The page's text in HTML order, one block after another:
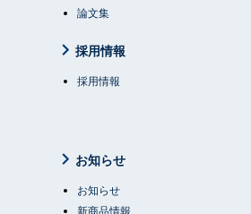
論文集
採用情報
採用情報
お知らせ
お知らせ
新商品情報